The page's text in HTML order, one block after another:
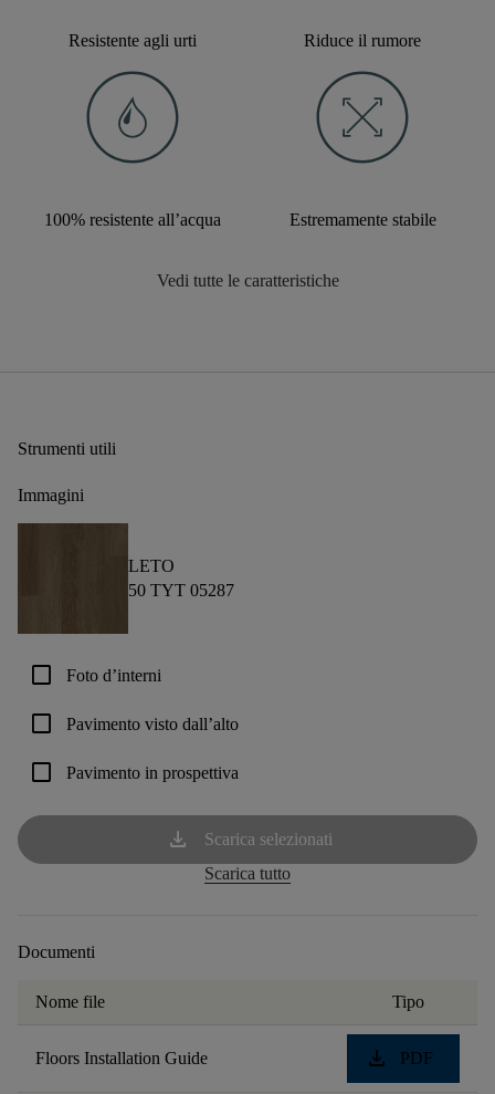
Resistente agli urti Riduce il rumore
100% resistente all’acqua Estremamente stabile
Vedi tutte le caratteristiche
Strumenti utili
Immagini
LETO
50 TYT 05287
check_box_outline_blank Foto d’interni
check_box_outline_blank Pavimento visto dall’alto
check_box_outline_blank Pavimento in prospettiva
download
Scarica selezionati
Scarica tutto
Documenti
Nome file Tipo
Floors Installation Guide download PDF